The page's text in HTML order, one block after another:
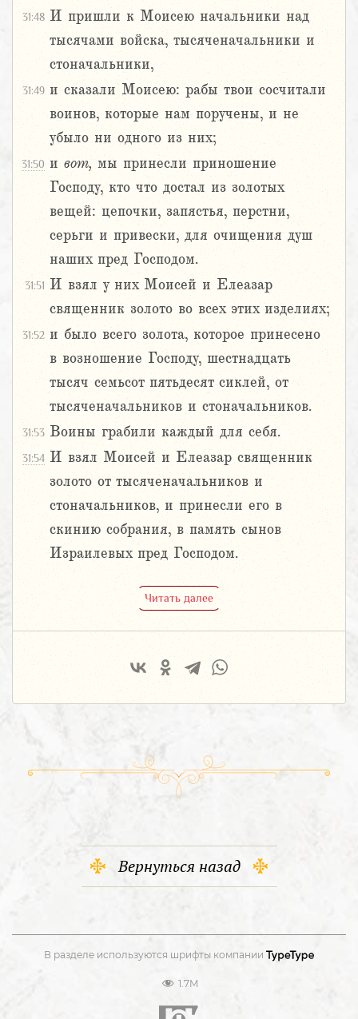
31:48 И пришли к Моисею начальники над
тысячами войска, тысяченачальники и
стоначальники,
31:49 и сказали Моисею: рабы твои сосчитали
воинов, которые нам поручены, и не
убыло ни одного из них;
31:50 и вот, мы принесли приношение
Господу, кто что достал из золотых
вещей: цепочки, запястья, перстни,
серьги и привески, для очищения душ
наших пред Господом.
31:51 И взял у них Моисей и Елеазар
священник золото во всех этих изделиях;
31:52 и было всего золота, которое принесено
в возношение Господу, шестнадцать
тысяч семьсот пятьдесят сиклей, от
тысяченачальников и стоначальников.
31:53 Воины грабили каждый для себя.
31:54 И взял Моисей и Елеазар священник
золото от тысяченачальников и
стоначальников, и принесли его в
скинию собрания, в память сынов
Израилевых пред Господом.
Читать далее
Вернуться назад
В разделе используются шрифты компании
1.7M